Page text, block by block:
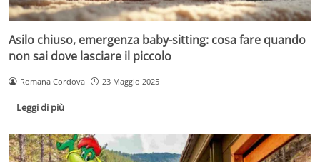
Asilo chiuso, emergenza baby-sitting: cosa fare quando
non sai dove lasciare il piccolo
Romana Cordova 23 Maggio 2025
Leggi di più